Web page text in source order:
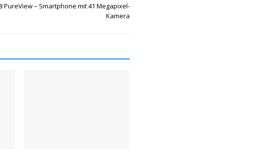
PureView – Smartphone mit 41 Megapixel-
Kamera